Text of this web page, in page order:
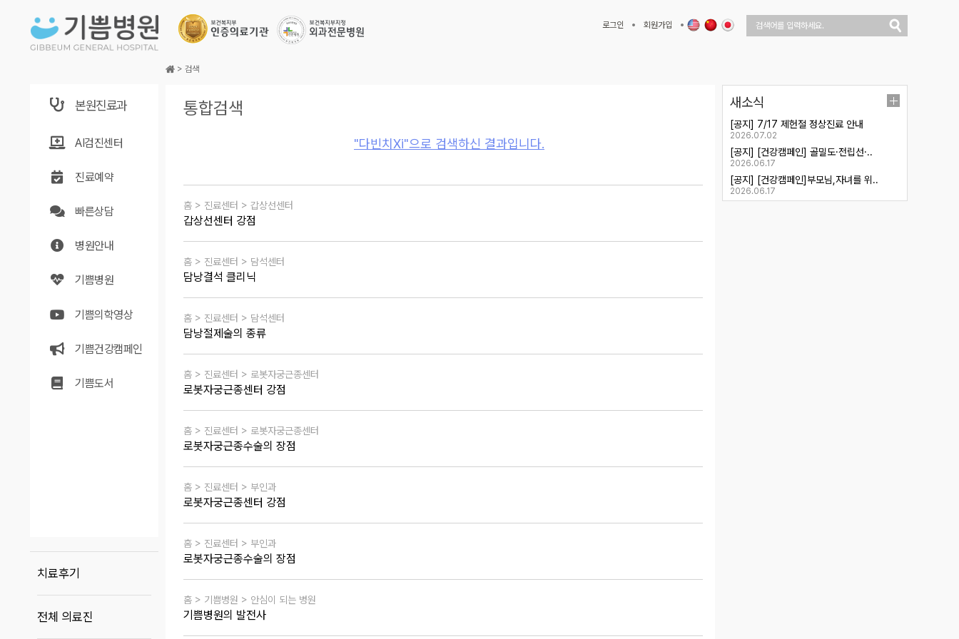
로그인 회원가입
본원진료과
AI검진센터
진료예약
빠른상담
병원안내
기쁨병원
기쁨의학영상
기쁨건강캠페인
기쁨도서
치료후기
전체 의료진
> 검색
통합검색
"다빈치Xi"으로 검색하신 결과입니다.
홈 > 진료센터 > 갑상선센터
갑상선센터 강점
홈 > 진료센터 > 담석센터
담낭결석 클리닉
홈 > 진료센터 > 담석센터
담낭절제술의 종류
홈 > 진료센터 > 로봇자궁근종센터
로봇자궁근종센터 강점
홈 > 진료센터 > 로봇자궁근종센터
로봇자궁근종수술의 장점
홈 > 진료센터 > 부인과
로봇자궁근종센터 강점
홈 > 진료센터 > 부인과
로봇자궁근종수술의 장점
홈 > 기쁨병원 > 안심이 되는 병원
기쁨병원의 발전사
새소식
[공지] 7/17 제헌절 정상진료 안내
2026.07.02
[공지] [건강캠페인] 골밀도·전립선·..
2026.06.17
[공지] [건강캠페인]부모님,자녀를 위..
2026.06.17